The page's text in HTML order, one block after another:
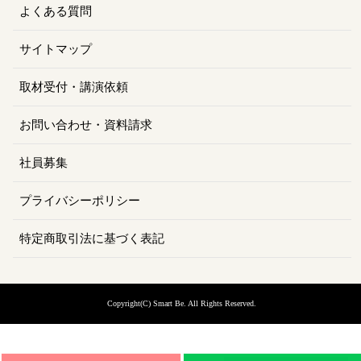
よくある質問
サイトマップ
取材受付・講演依頼
お問い合わせ・資料請求
社員募集
プライバシーポリシー
特定商取引法に基づく表記
Copyright(C) Smart Be . All Rights Reserved.